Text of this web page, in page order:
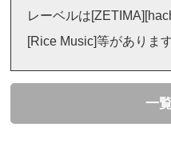
レーベルは
[Rice Music]等があります
一